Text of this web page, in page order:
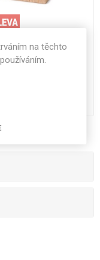
BauBuche panel
x 640 x 45 mm
na těchto